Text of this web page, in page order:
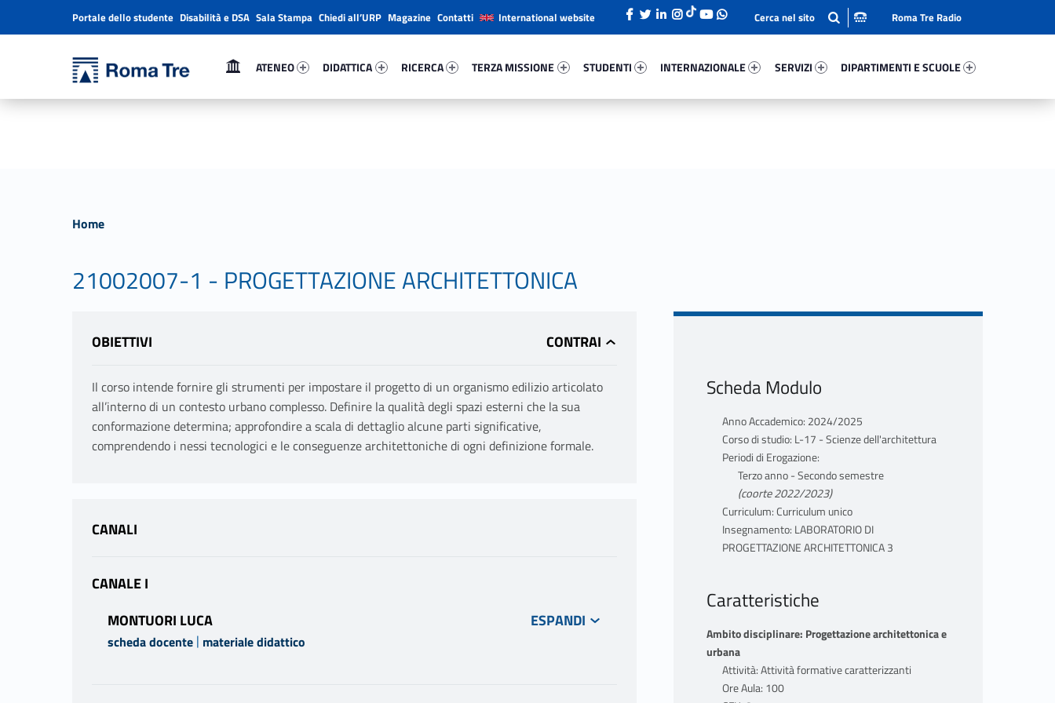
Università Roma Tre Primary Menu
ATENEO
DIDATTICA
RICERCA
TERZA MISSIONE
STUDENTI
INTERNAZIONALE
SERVIZI
DIPARTIMENTI E SCUOLE
Header info sidebar
Portale dello studente Disabilità e DSA Sala Stampa Chiedi all’URP Magazine Contatti International website Roma Tre Radio
Home
21002007-1 - PROGETTAZIONE ARCHITETTONICA
OBIETTIVI
Il corso intende fornire gli strumenti per impostare il progetto di un organismo edilizio articolato
all’interno di un contesto urbano complesso. Definire la qualità degli spazi esterni che la sua
conformazione determina; approfondire a scala di dettaglio alcune parti significative,
comprendendo i nessi tecnologici e le conseguenze architettoniche di ogni definizione formale.
CANALI
CANALE I
MONTUORI LUCA
scheda docente | materiale didattico
Scheda Modulo
Anno Accademico: 2024/2025
Corso di studio: L-17 - Scienze dell'architettura
Periodi di Erogazione:
Terzo anno - Secondo semestre
(coorte 2022/2023)
Curriculum: Curriculum unico
Insegnamento: LABORATORIO DI
PROGETTAZIONE ARCHITETTONICA 3
Caratteristiche
Ambito disciplinare: Progettazione architettonica e
urbana
Attività: Attività formative caratterizzanti
Ore Aula: 100